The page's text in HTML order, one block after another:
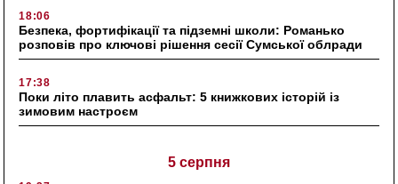
18:06
Безпека, фортифікації та підземні школи: Романько
розповів про ключові рішення сесії Сумської облради
17:38
Поки літо плавить асфальт: 5 книжкових історій із
зимовим настроєм
5 серпня